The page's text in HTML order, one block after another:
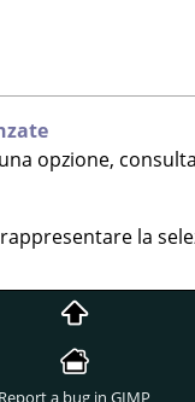
opzione,
la
Report a bug in GIMP